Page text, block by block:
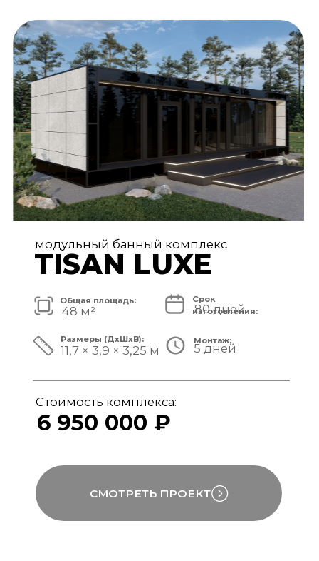
АРХИТЕКТУРА И ЭКСТЕРЬЕР
Мы совмещаем скорость модульной
сборки с технологиями капитального
строительства, включая использование
бетона, керамогранита и премиального
инженерного оборудования